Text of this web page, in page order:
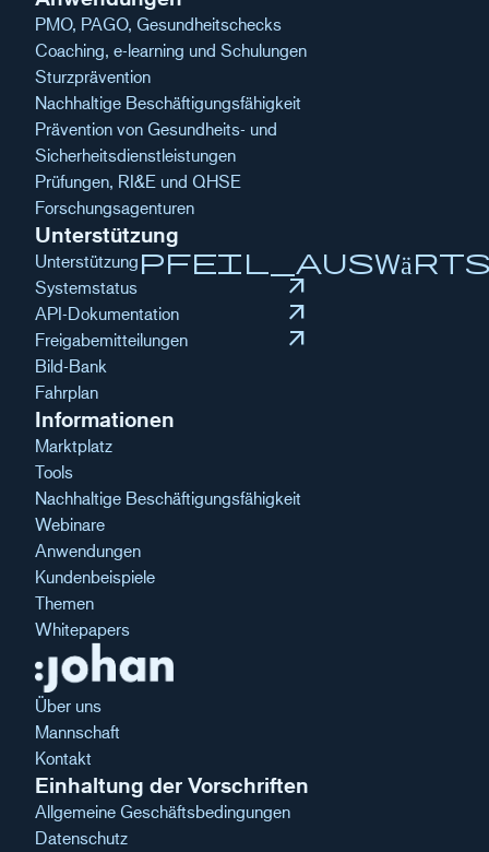
PMO, PAGO, Gesundheitschecks
Coaching, e-learning und Schulungen
Sturzprävention
Nachhaltige Beschäftigungsfähigkeit
Prävention von Gesundheits- und
Sicherheitsdienstleistungen
Prüfungen, RI&E und QHSE
Forschungsagenturen
Unterstützung
Unterstützung
Systemstatus arrow_outward
API-Dokumentation arrow_outward
Freigabemitteilungen arrow_outward
Bild-Bank
Fahrplan
Informationen
Marktplatz
Tools
Nachhaltige Beschäftigungsfähigkeit
Webinare
Anwendungen
Kundenbeispiele
Themen
Whitepapers
Über uns
Mannschaft
Kontakt
Einhaltung der Vorschriften
Allgemeine Geschäftsbedingungen
Datenschutz